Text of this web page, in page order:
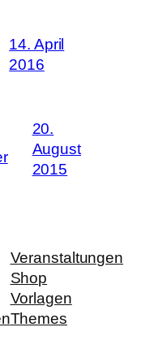
14. April
2016
20.
August
2015
Veranstaltungen
Shop
Vorlagen
Themes